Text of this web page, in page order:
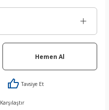
Hemen Al
Tavsiye Et
Karşılaştır